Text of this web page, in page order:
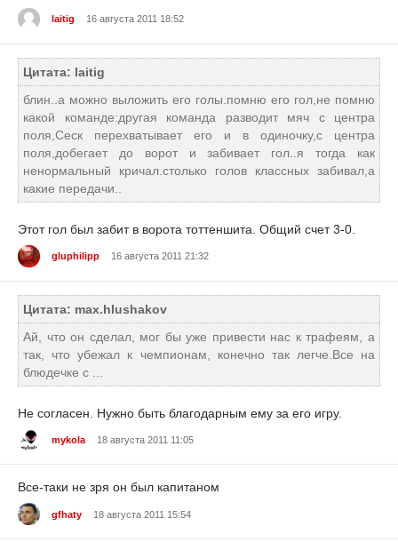
laitig 16 августа 2011 18:52
Цитата: laitig
блин..а можно выложить его голы.помню его гол,не помню
какой команде:другая команда разводит мяч с центра
поля,Сеск перехватывает его и в одиночку,с центра
поля,добегает до ворот и забивает гол..я тогда как
ненормальный кричал.столько голов классных забивал,а
какие передачи..
Этот гол был забит в ворота тоттеншита. Общий счет 3-0.
gluphilipp 16 августа 2011 21:32
Цитата: max.hlushakov
Ай, что он сделал, мог бы уже привести нас к трафеям, а
так, что убежал к чемпионам, конечно так легче.Все на
блюдечке с ...
Не согласен. Нужно быть благодарным ему за его игру.
mykola 18 августа 2011 11:05
Все-таки не зря он был капитаном
gfhaty 18 августа 2011 15:54